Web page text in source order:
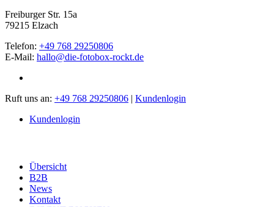
Freiburger Str. 15a
79215 Elzach
Telefon: +49 768 29250806
E-Mail: hallo@die-fotobox-rockt.de
Ruft uns an: +49 768 29250806 | Kundenlogin
Kundenlogin
Übersicht
B2B
News
Kontakt